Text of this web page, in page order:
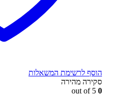
הוסף לרשימת המשאלות
סקירה מהירה
0